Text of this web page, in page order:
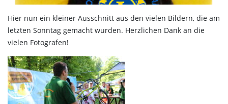
Hier nun ein kleiner Ausschnitt aus den vielen Bildern, die am
letzten Sonntag gemacht wurden. Herzlichen Dank an die
vielen Fotografen!